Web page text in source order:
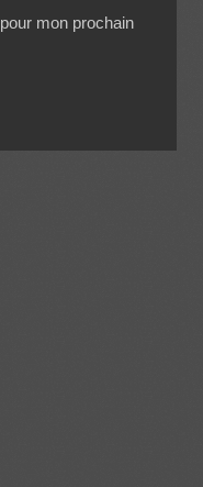
mon prochain